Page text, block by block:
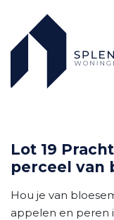
Lot 19
perceel van
Hou je van
appelen en peren